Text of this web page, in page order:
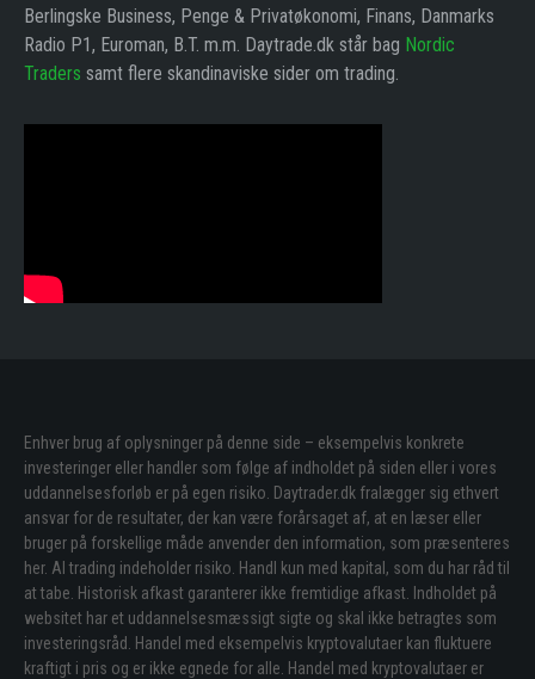
Berlingske Business, Penge & Privatøkonomi, Finans, Danmarks
Radio P1, Euroman, B.T. m.m. Daytrade.dk står bag Nordic
Traders samt flere skandinaviske sider om trading.
Enhver brug af oplysninger på denne side – eksempelvis konkrete
investeringer eller handler som følge af indholdet på siden eller i vores
uddannelsesforløb er på egen risiko. Daytrader.dk fralægger sig ethvert
ansvar for de resultater, der kan være forårsaget af, at en læser eller
bruger på forskellige måde anvender den information, som præsenteres
her. Al trading indeholder risiko. Handl kun med kapital, som du har råd til
at tabe. Historisk afkast garanterer ikke fremtidige afkast. Indholdet på
websitet har et uddannelsesmæssigt sigte og skal ikke betragtes som
investeringsråd. Handel med eksempelvis kryptovalutaer kan fluktuere
kraftigt i pris og er ikke egnede for alle. Handel med kryptovalutaer er